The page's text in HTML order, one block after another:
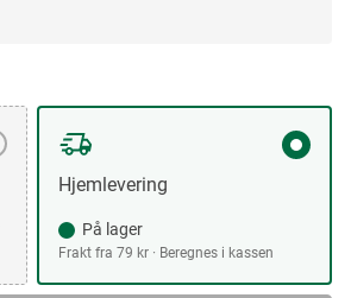
Hjemlevering
På lager
Frakt fra 79 kr · Beregnes i kassen